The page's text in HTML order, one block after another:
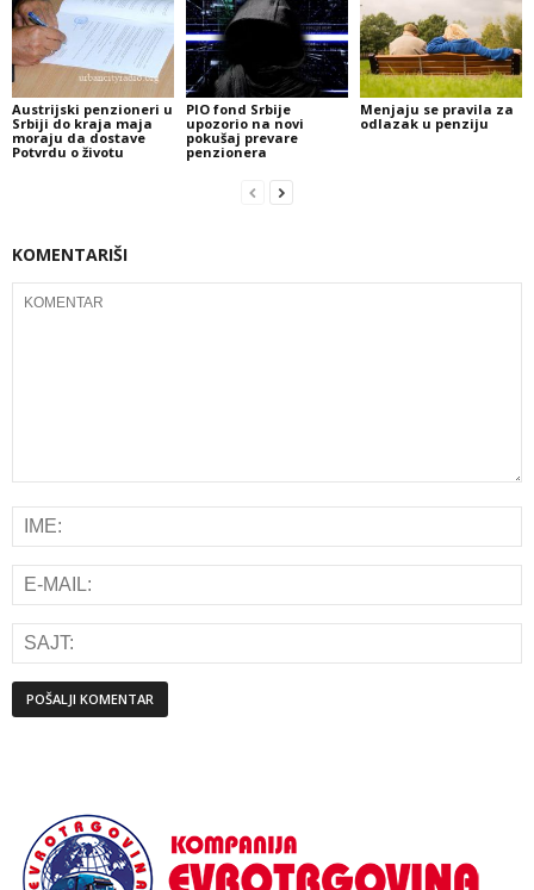
Austrijski penzioneri u
Srbiji do kraja maja
moraju da dostave
Potvrdu o životu
PIO fond Srbije
upozorio na novi
pokušaj prevare
penzionera
Menjaju se pravila za
odlazak u penziju
KOMENTARIŠI